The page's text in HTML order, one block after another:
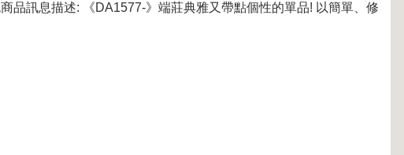
品訊息描述: 《DA1577-》端莊典雅又帶點個性的單品! 以簡單、修